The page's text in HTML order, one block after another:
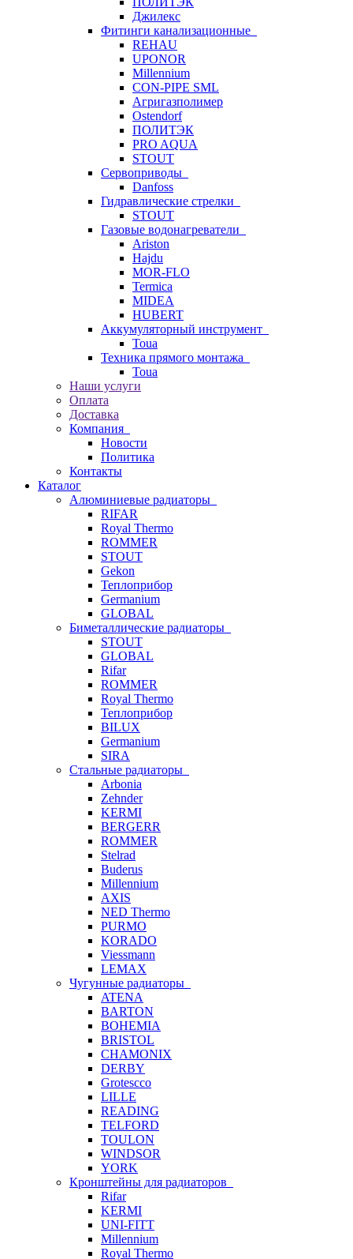
Джилекс
Фитинги канализационные
REHAU
UPONOR
Millennium
CON-PIPE SML
Агригазполимер
Ostendorf
ПОЛИТЭК
PRO AQUA
STOUT
Сервоприводы
Danfoss
Гидравлические стрелки
STOUT
Газовые водонагреватели
Ariston
Hajdu
MOR-FLO
Termica
MIDEA
HUBERT
Аккумуляторный инструмент
Toua
Техника прямого монтажа
Toua
Наши услуги
Оплата
Доставка
Компания
Новости
Политика
Контакты
Каталог
Алюминиевые радиаторы
RIFAR
Royal Thermo
ROMMER
STOUT
Gekon
Теплоприбор
Germanium
GLOBAL
Биметаллические радиаторы
STOUT
GLOBAL
Rifar
ROMMER
Royal Thermo
Теплоприбор
BILUX
Germanium
SIRA
Стальные радиаторы
Arbonia
Zehnder
KERMI
BERGERR
ROMMER
Stelrad
Buderus
Millennium
AXIS
NED Thermo
PURMO
KORADO
Viessmann
LEMAX
Чугунные радиаторы
ATENA
BARTON
BOHEMIA
BRISTOL
CHAMONIX
DERBY
Grotescco
LILLE
READING
TELFORD
TOULON
WINDSOR
YORK
Кронштейны для радиаторов
Rifar
KERMI
UNI-FITT
Millennium
Royal Thermo